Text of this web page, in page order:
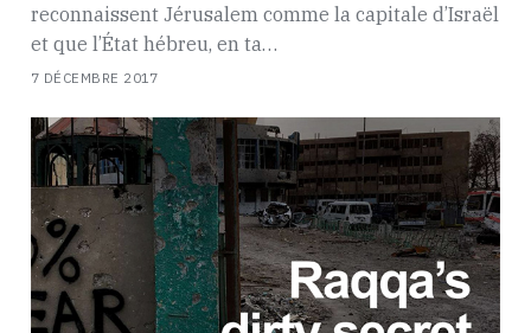
reconnaissent Jérusalem comme la capitale d’Israël
et que l’État hébreu, en ta…
7 DÉCEMBRE 2017